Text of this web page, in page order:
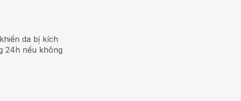
da bị kích
24h nếu không